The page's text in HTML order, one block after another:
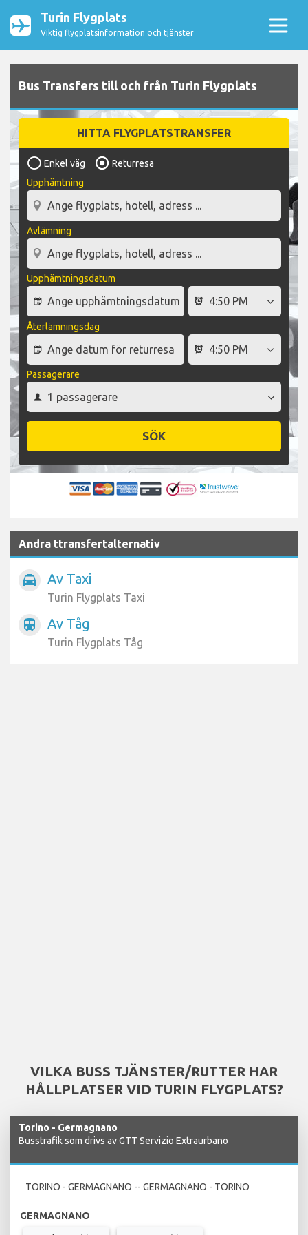
Turin Flygplats
Viktig flygplatsinformation och tjänster
Bus Transfers till och från Turin Flygplats
HITTA FLYGPLATSTRANSFER
Enkel väg
Returresa
Upphämtning
Avlämning
Upphämtningsdatum
Återlämningsdag
Passagerare
SÖK
Andra ttransfertalternativ
local_taxi Av Taxi
Turin Flygplats Taxi
train Av Tåg
Turin Flygplats Tåg
VILKA BUSS TJÄNSTER/RUTTER HAR
HÅLLPLATSER VID TURIN FLYGPLATS?
Torino - Germagnano
Busstrafik som drivs av GTT Servizio Extraurbano
TORINO - GERMAGNANO -- GERMAGNANO - TORINO
GERMAGNANO